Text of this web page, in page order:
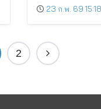
23 ก.พ. 69 15:18
2